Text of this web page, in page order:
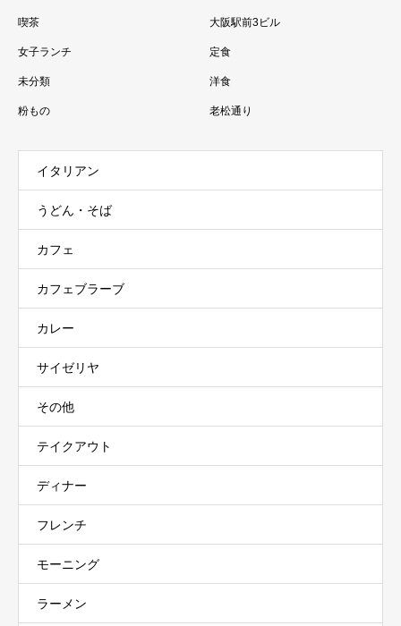
喫茶 大阪駅前3ビル
女子ランチ 定食
未分類 洋食
粉もの 老松通り
イタリアン
うどん・そば
カフェ
カフェブラーブ
カレー
サイゼリヤ
その他
テイクアウト
ディナー
フレンチ
モーニング
ラーメン